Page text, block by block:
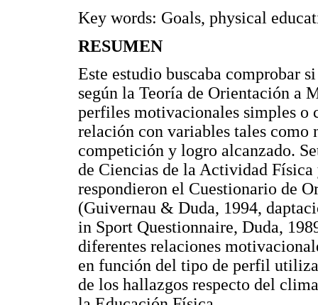
Key words: Goals, physical
RESUMEN
Este estudio buscaba comprobar
según la Teoría de Orientación a
perfiles motivacionales simples o
relación con variables tales
competición y logro alcanzado.
de Ciencias de la Actividad
respondieron el Cuestionario de
(Guivernau & Duda, 1994,
in Sport Questionnaire, Duda,
diferentes relaciones
en función del tipo de perfil
de los hallazgos respecto del